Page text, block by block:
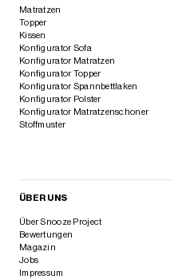
Matratzen
Topper
Kissen
Konfigurator Sofa
Konfigurator Matratzen
Konfigurator Topper
Konfigurator Spannbettlaken
Konfigurator Polster
Konfigurator Matratzenschoner
Stoffmuster
ÜBER UNS
Über Snooze Project
Bewertungen
Magazin
Jobs
Impressum